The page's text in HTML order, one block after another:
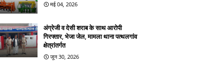
मई 04, 2026
अंग्रेजी व देसी शराब के साथ आरोपी
गिरफ्तार, भेजा जेल, मामला थाना पत्थलगांव
क्षेत्रांतर्गत
जून 30, 2026